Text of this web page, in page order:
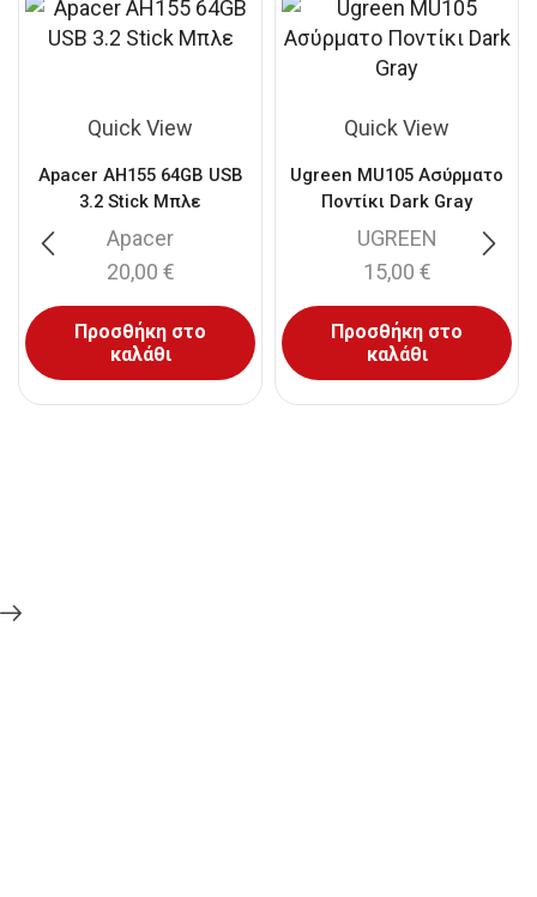
Quick View
Apacer AH155 64GB USB
3.2 Stick Μπλε
Apacer
20,00 €
Προσθήκη στο
καλάθι
Quick View
Ugreen MU105 Ασύρματο
Ποντίκι Dark Gray
UGREEN
15,00 €
Προσθήκη στο
καλάθι